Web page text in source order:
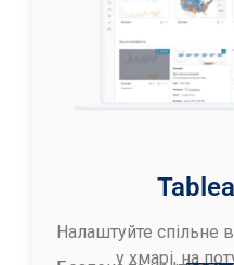
Налаштуйте спільне
у хмарі, на